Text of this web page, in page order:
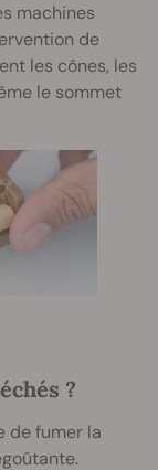
machines
de
les cônes, les
le sommet
?
de fumer la